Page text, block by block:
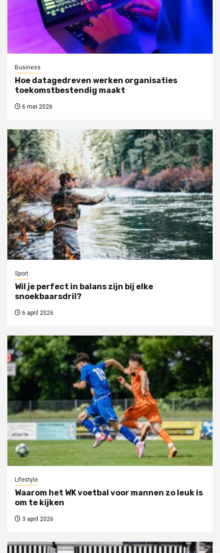
Business
Hoe datagedreven werken organisaties
toekomstbestendig maakt
6 mei 2026
Sport
Wil je perfect in balans zijn bij elke
snoekbaarsdril?
6 april 2026
Lifestyle
Waarom het WK voetbal voor mannen zo leuk is
om te kijken
3 april 2026